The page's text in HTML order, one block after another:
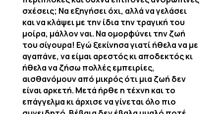
σχέσεις; Να εξηγήσει όχι, αλλά να γελάσει
και να κλάψει με την ίδια την τραγική του
μοίρα, μάλλον ναι. Να ομορφύνει την ζωή
του σίγουρα! Εγώ ξεκίνησα γιατί ήθελα να με
αγαπάνε, να είμαι αρεστός κι αποδεκτός κι
ήθελα να ζήσω πολλές εμπειρίες,
αισθανόμουν από μικρός ότι μια ζωή δεν
είναι αρκετή. Μετά ήρθε η τέχνη και το
επάγγελμα κι άρχισε να γίνεται όλο πιο